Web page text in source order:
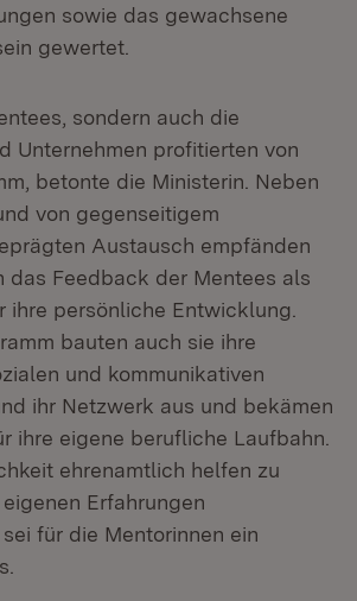
sowie das gewachsene
gewertet.
sondern auch die
Unternehmen profitierten von
betonte die Ministerin. Neben
von gegenseitigem
Austausch empfänden
das Feedback der Mentees als
ihre persönliche Entwicklung.
bauten auch sie ihre
und kommunikativen
ihr Netzwerk aus und bekämen
ihre eigene berufliche Laufbahn.
ehrenamtlich helfen zu
Erfahrungen
für die Mentorinnen ein